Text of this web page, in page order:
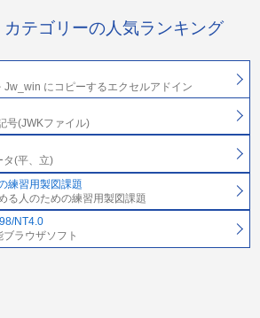
カテゴリーの人気ランキング
Jw_win にコピーするエクセルアドイン
号(JWKファイル)
タ(平、立)
練習用製図課題
る人のための練習用製図課題
NT4.0
ラウザソフト